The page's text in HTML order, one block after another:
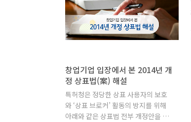
창업기업 입장에서 본 2014년 개
정 상표법(案) 해설
특허청은 정당한 상표 사용자의 보호
와 ‘상표 브로커’ 활동의 방지를 위해
아래와 같은 상표법 전부 개정안을 발